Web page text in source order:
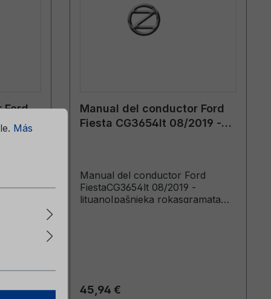
Ford
-
Manual del conductor Ford
Fiesta CG3654lt 08/2019 -
Manual del conductor Ford
FiestaCG3654lt 08/2019 -
lituanoIpašnieka rokasgramata
Precio normal:
45,94 €
Más